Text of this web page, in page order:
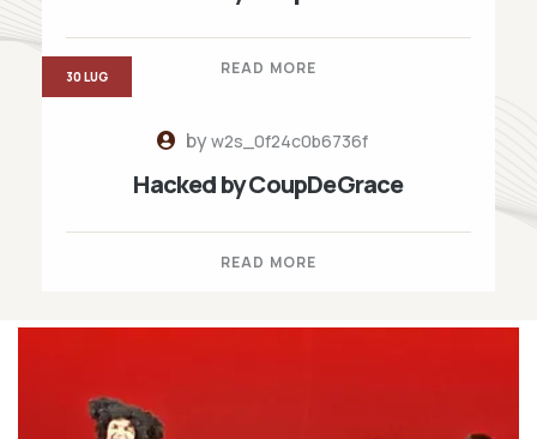
READ MORE
byw2s_0f24c0b6736f
Hacked by CoupDeGrace
READ MORE
30 LUG